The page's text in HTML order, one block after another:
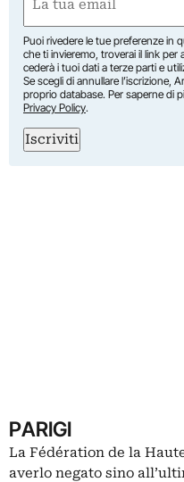
(Required)
Puoi rivedere le tue preferenze in
che ti invieremo, troverai il link per
cederà i tuoi dati a terze parti e
Se scegli di annullare l’iscrizione,
proprio database. Per saperne di
Privacy Policy.
Iscriviti
PARIGI
La Fédération de la
averlo negato sino